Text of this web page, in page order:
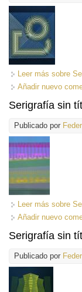
Leer más sobre
Añadir nuevo
Serigrafía sin
Publicado por
Leer más sobre
Añadir nuevo
Serigrafía sin
Publicado por